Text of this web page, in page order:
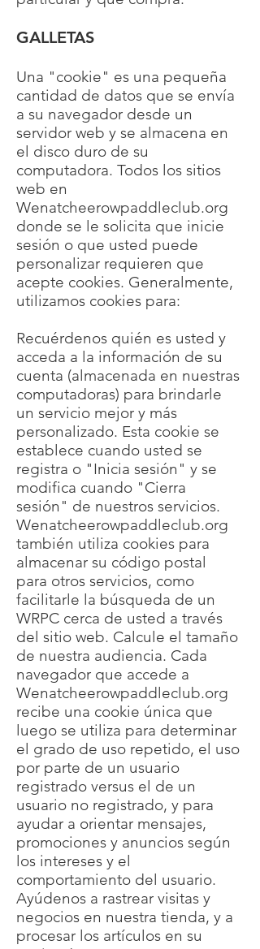
GALLETAS
Una "cookie" es una pequeña
cantidad de datos que se envía
a su navegador desde un
servidor web y se almacena en
el disco duro de su
computadora. Todos los sitios
web en
Wenatcheerowpaddleclub.org
donde se le solicita que inicie
sesión o que usted puede
personalizar requieren que
acepte cookies. Generalmente,
utilizamos cookies para:
Recuérdenos quién es usted y
acceda a la información de su
cuenta (almacenada en nuestras
computadoras) para brindarle
un servicio mejor y más
personalizado. Esta cookie se
establece cuando usted se
registra o "Inicia sesión" y se
modifica cuando "Cierra
sesión" de nuestros servicios.
Wenatcheerowpaddleclub.org
también utiliza cookies para
almacenar su código postal
para otros servicios, como
facilitarle la búsqueda de un
WRPC cerca de usted a través
del sitio web. Calcule el tamaño
de nuestra audiencia. Cada
navegador que accede a
Wenatcheerowpaddleclub.org
recibe una cookie única que
luego se utiliza para determinar
el grado de uso repetido, el uso
por parte de un usuario
registrado versus el de un
usuario no registrado, y para
ayudar a orientar mensajes,
promociones y anuncios según
los intereses y el
comportamiento del usuario.
Ayúdenos a rastrear visitas y
negocios en nuestra tienda, y a
procesar los artículos en su